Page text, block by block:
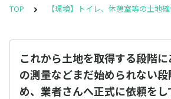
TOP 【環境】トイレ、休憩室等の土地
これから土地を取得する段階
の測量などまだ始められない
め、業者さんへ正式に依頼を